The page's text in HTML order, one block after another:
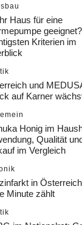
Haus für eine
Kriterien im
und
auf Karner
Honig im
Qualität
im Vergleich
in
Minute zählt